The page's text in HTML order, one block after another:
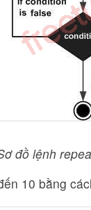
đồ lệnh
10 bằng